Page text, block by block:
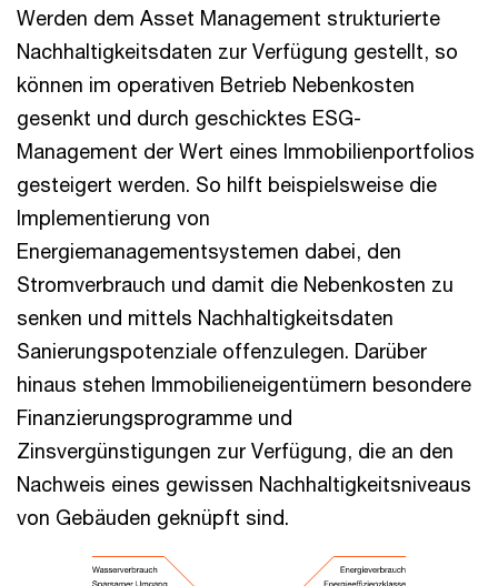
Werden dem Asset Management strukturierte
Nachhaltigkeitsdaten zur Verfügung gestellt, so
können im operativen Betrieb Nebenkosten
gesenkt und durch geschicktes ESG-
Management der Wert eines Immobilienportfolios
gesteigert werden. So hilft beispielsweise die
Implementierung von
Energiemanagementsystemen dabei, den
Stromverbrauch und damit die Nebenkosten zu
senken und mittels Nachhaltigkeitsdaten
Sanierungspotenziale offenzulegen. Darüber
hinaus stehen Immobilieneigentümern besondere
Finanzierungsprogramme und
Zinsvergünstigungen zur Verfügung, die an den
Nachweis eines gewissen Nachhaltigkeitsniveaus
von Gebäuden geknüpft sind.